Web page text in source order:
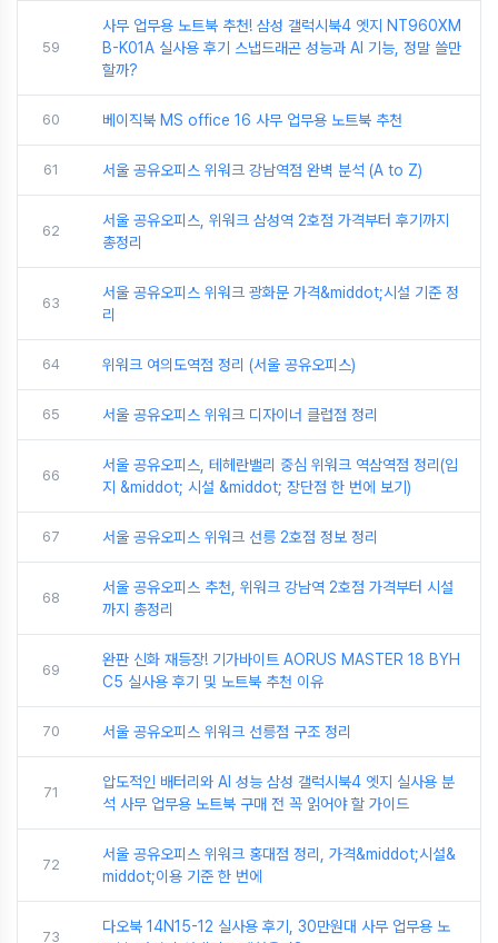
59
사무 업무용 노트북 추천! 삼성 갤럭시북4 엣지 NT960XM
B-K01A 실사용 후기 스냅드래곤 성능과 AI 기능, 정말 쓸만
할까?
60 베이직북 MS office 16 사무 업무용 노트북 추천
61 서울 공유오피스 위워크 강남역점 완벽 분석 (A to Z)
62
서울 공유오피스, 위워크 삼성역 2호점 가격부터 후기까지
총정리
63
서울 공유오피스 위워크 광화문 가격&middot;시설 기준 정
리
64 위워크 여의도역점 정리 (서울 공유오피스)
65 서울 공유오피스 위워크 디자이너 클럽점 정리
66
서울 공유오피스, 테헤란밸리 중심 위워크 역삼역점 정리(입
지 &middot; 시설 &middot; 장단점 한 번에 보기)
67 서울 공유오피스 위워크 선릉 2호점 정보 정리
68
서울 공유오피스 추천, 위워크 강남역 2호점 가격부터 시설
까지 총정리
69
완판 신화 재등장! 기가바이트 AORUS MASTER 18 BYH
C5 실사용 후기 및 노트북 추천 이유
70 서울 공유오피스 위워크 선릉점 구조 정리
71
압도적인 배터리와 AI 성능 삼성 갤럭시북4 엣지 실사용 분
석 사무 업무용 노트북 구매 전 꼭 읽어야 할 가이드
72
서울 공유오피스 위워크 홍대점 정리, 가격&middot;시설&
middot;이용 기준 한 번에
73
다오북 14N15-12 실사용 후기, 30만원대 사무 업무용 노